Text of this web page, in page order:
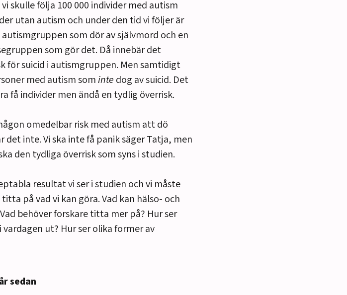
skulle följa 100 000 individer med autism
utan autism och under den tid vi följer är
som dör av självmord och en
som gör det. Då innebär det
för suicid i autismgruppen. Men samtidigt
med autism sominte dog av suicid. Det
få individer men ändå en tydlig överrisk.
omedelbar risk med autism att dö
det inte. Vi ska inte få panik säger Tatja, men
den tydliga överrisk som syns i studien.
resultat vi ser i studien och vi måste
på vad vi kan göra. Vad kan hälso- och
behöver forskare titta mer på? Hur ser
ut? Hur ser olika former av
sedan